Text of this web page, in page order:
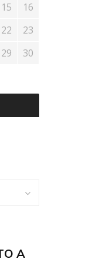
15
16
22
23
29
30
A